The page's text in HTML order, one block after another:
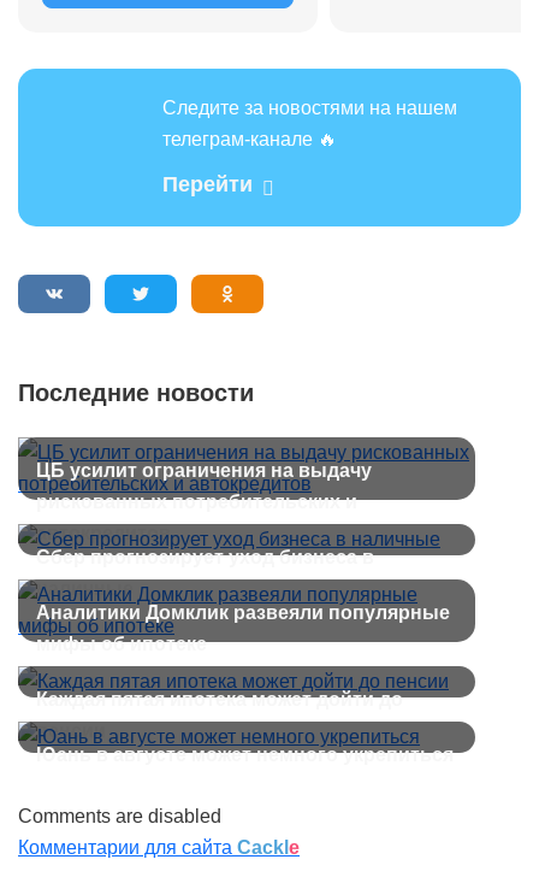
Следите за новостями на нашем
телеграм-канале 🔥
Перейти
Последние новости
ЦБ усилит ограничения на выдачу
рискованных потребительских и
автокредитов
Сбер прогнозирует уход бизнеса в
наличные
Аналитики Домклик развеяли популярные
мифы об ипотеке
Каждая пятая ипотека может дойти до
пенсии
Юань в августе может немного укрепиться
Comments are disabled
Комментарии для сайта Cackl e